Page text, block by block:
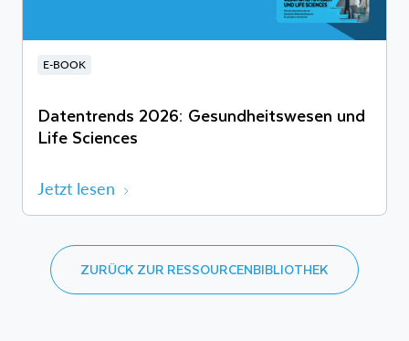
E-BOOK
Datentrends 2026: Gesundheitswesen und
Life Sciences
Jetzt lesen
ZURÜCK ZUR RESSOURCENBIBLIOTHEK